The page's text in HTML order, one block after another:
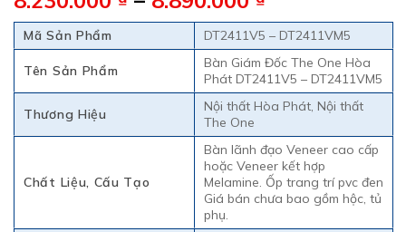
giá:
từ
8.230.000 ₫
đến
8.890.000 ₫
Mã Sản Phẩm DT2411V5 – DT2411VM5
Tên Sản Phẩm
Bàn Giám Đốc The One Hòa
Phát DT2411V5 – DT2411VM5
Thương Hiệu
Nội thất Hòa Phát, Nội thất
The One
Chất Liệu, Cấu Tạo
Bàn lãnh đạo Veneer cao cấp
hoặc Veneer kết hợp
Melamine. Ốp trang trí pvc đen
Giá bán chưa bao gồm hộc, tủ
phụ.